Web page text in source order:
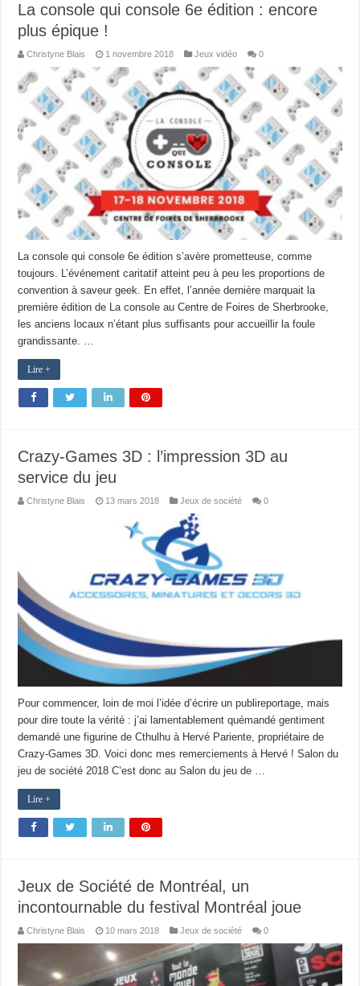
La console qui console 6e édition : encore
plus épique !
Christyne Blais 1 novembre 2018 Jeux vidéo 0
La console qui console 6e édition s’avère prometteuse, comme
toujours. L’événement caritatif atteint peu à peu les proportions de
convention à saveur geek. En effet, l’année dernière marquait la
première édition de La console au Centre de Foires de Sherbrooke,
les anciens locaux n’étant plus suffisants pour accueillir la foule
grandissante. …
Lire +
Crazy-Games 3D : l’impression 3D au
service du jeu
Christyne Blais 13 mars 2018 Jeux de société 0
Pour commencer, loin de moi l’idée d’écrire un publireportage, mais
pour dire toute la vérité : j’ai lamentablement quémandé gentiment
demandé une figurine de Cthulhu à Hervé Pariente, propriétaire de
Crazy-Games 3D. Voici donc mes remerciements à Hervé ! Salon du
jeu de société 2018 C’est donc au Salon du jeu de …
Lire +
Jeux de Société de Montréal, un
incontournable du festival Montréal joue
Christyne Blais 10 mars 2018 Jeux de société 0